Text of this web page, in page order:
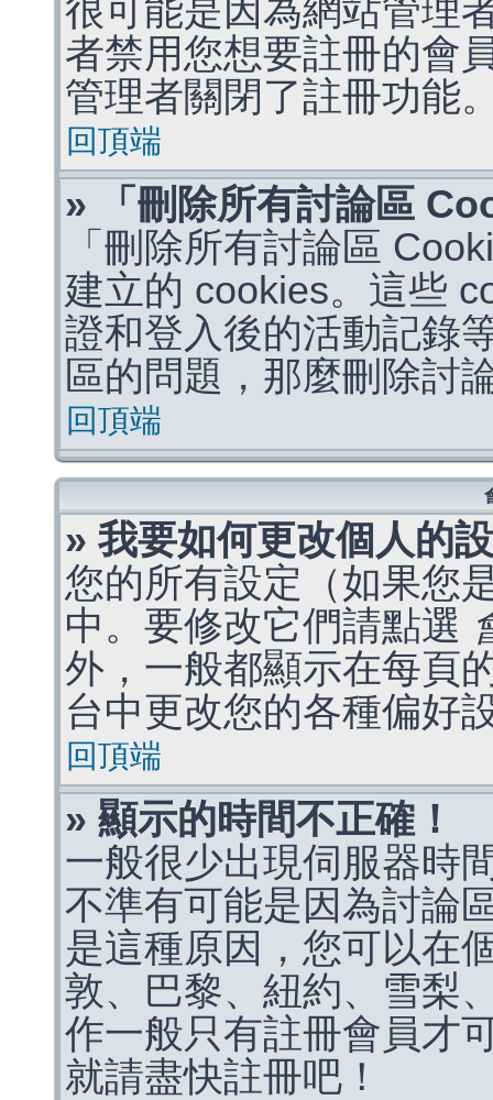
很可能是因為網站管理
者禁用您想要註冊的會
管理者關閉了註冊功能
回頂端
» 「刪除所有討論區
「刪除所有討論區
建立的 cookies。這些
證和登入後的活動記錄
區的問題，那麼刪除討
回頂端
» 我要如何更改個人的
您的所有設定（如果您
中。要修改它們請點選
外，一般都顯示在每頁
台中更改您的各種偏好
回頂端
» 顯示的時間不正確！
一般很少出現伺服器時
不準有可能是因為討論
是這種原因，您可以在
敦、巴黎、紐約、雪梨
作一般只有註冊會員才
就請盡快註冊吧！